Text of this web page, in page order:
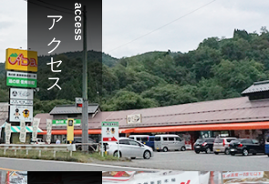
access
アクセス